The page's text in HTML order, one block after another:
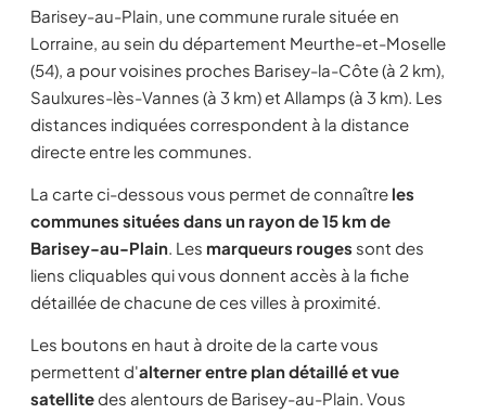
Barisey-au-Plain, une commune rurale située en
Lorraine, au sein du département Meurthe-et-Moselle
(54), a pour voisines proches Barisey-la-Côte (à 2 km),
Saulxures-lès-Vannes (à 3 km) et Allamps (à 3 km). Les
distances indiquées correspondent à la distance
directe entre les communes.
La carte ci-dessous vous permet de connaître les
communes situées dans un rayon de 15 km de
Barisey-au-Plain. Les marqueurs rouges sont des
liens cliquables qui vous donnent accès à la fiche
détaillée de chacune de ces villes à proximité.
Les boutons en haut à droite de la carte vous
permettent d'alterner entre plan détaillé et vue
satellitedes alentours de Barisey-au-Plain. Vous